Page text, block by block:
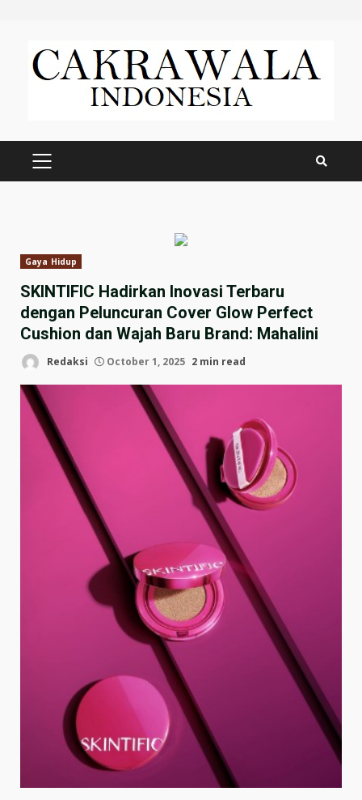
content
PRIMARY
Gaya Hidup
SKINTIFIC Hadirkan Inovasi Terbaru
dengan Peluncuran Cover Glow Perfect
Cushion dan Wajah Baru Brand: Mahalini
Redaksi October 1, 2025 2 min read